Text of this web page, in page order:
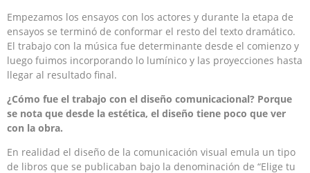
Empezamos los ensayos con los actores y durante la etapa de
ensayos se terminó de conformar el resto del texto dramático.
El trabajo con la música fue determinante desde el comienzo y
luego fuimos incorporando lo lumínico y las proyecciones hasta
llegar al resultado final.
¿Cómo fue el trabajo con el diseño comunicacional? Porque
se nota que desde la estética, el diseño tiene poco que ver
con la obra.
En realidad el diseño de la comunicación visual emula un tipo
de libros que se publicaban bajo la denominación de “Elige tu